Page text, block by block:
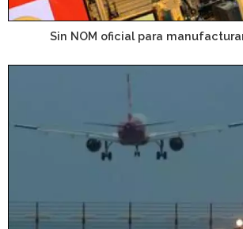
Sin NOM oficial para